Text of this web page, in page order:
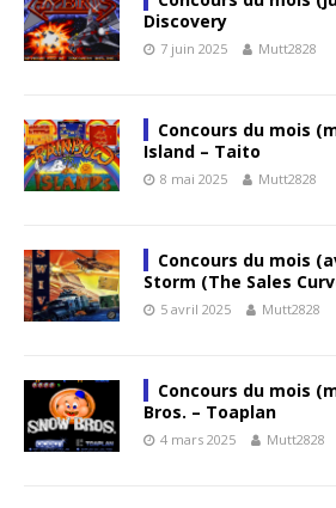
Discovery
7 juin 2025 Mutt2828
Concours du mois
Island – Taito
8 mai 2025 Mutt2828
Concours du mois
Storm (The Sales
5 avril 2025 Mutt2828
Concours du mois
Bros. – Toaplan
4 mars 2025 Mutt2828